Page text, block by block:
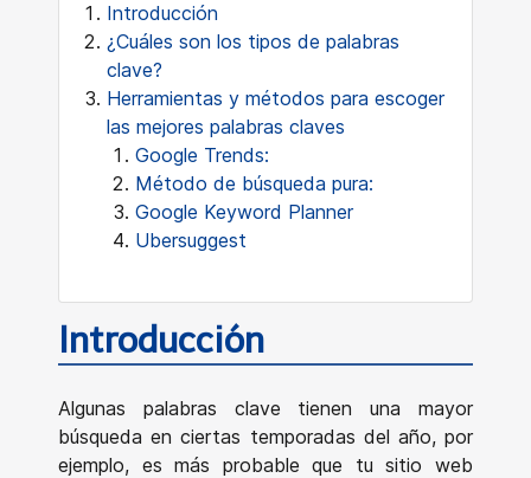
Introducción
¿Cuáles son los tipos de palabras
clave?
Herramientas y métodos para escoger
las mejores palabras claves
Google Trends:
Método de búsqueda pura:
Google Keyword Planner
Ubersuggest
Introducción
Algunas palabras clave tienen una mayor
búsqueda en ciertas temporadas del año, por
ejemplo, es más probable que tu sitio web